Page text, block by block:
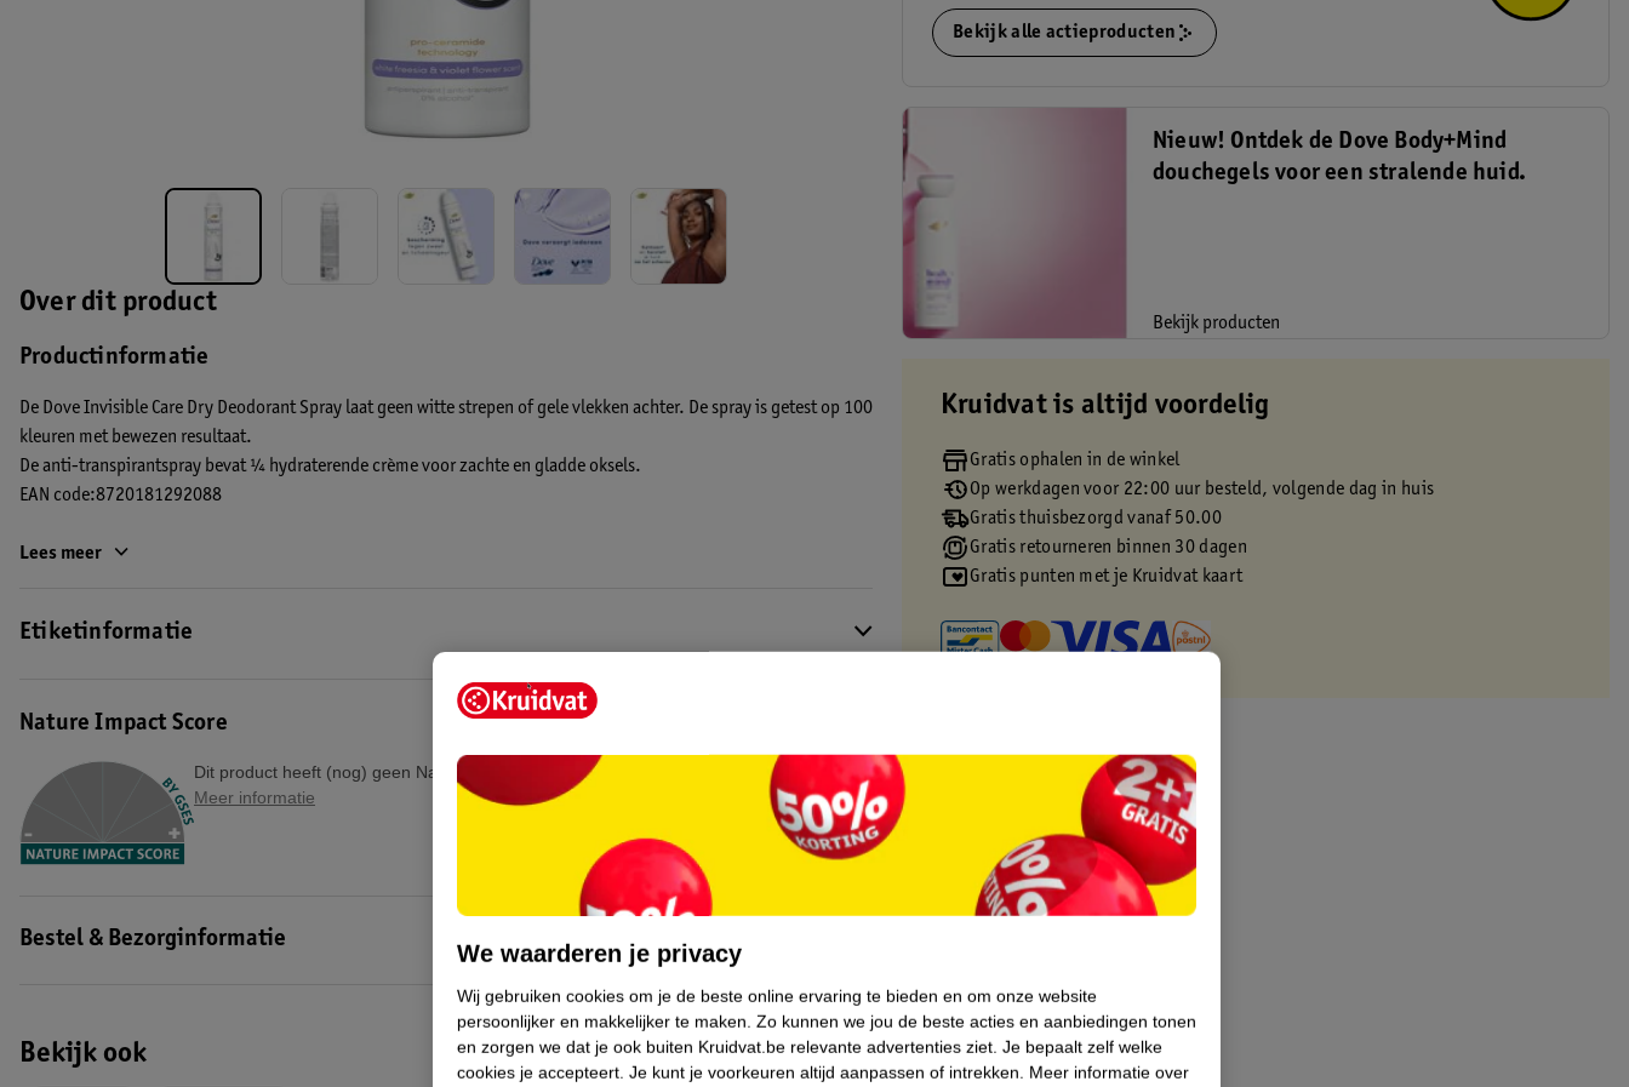
Over dit product
Productinformatie
De Dove Invisible Care Dry Deodorant Spray laat geen witte strepen of gele vlekken achter. De spray is getest op 100
kleuren met bewezen resultaat.
De anti-transpirantspray bevat ¼ hydraterende crème voor zachte en gladde oksels.
EAN code:8720181292088
Lees meer
Etiketinformatie
Nature Impact Score
Dit product heeft (nog) geen Nature Impact Score.
Meer informatie
Bestel & Bezorginformatie
Bekijk ook
Bekijk alle actieproducten
Nieuw! Ontdek de Dove Body+Mind
douchegels voor een stralende huid.
Bekijk producten
Kruidvat is altijd voordelig
Gratis ophalen in de winkel
Op werkdagen voor 22:00 uur besteld, volgende dag in huis
Gratis thuisbezorgd vanaf 50.00
Gratis retourneren binnen 30 dagen
Gratis punten met je Kruidvat kaart
We waarderen je privacy
Wij gebruiken cookies om je de beste online ervaring te bieden en om onze website
persoonlijker en makkelijker te maken. Zo kunnen we jou de beste acties en aanbiedingen tonen
en zorgen we dat je ook buiten Kruidvat.be relevante advertenties ziet. Je bepaalt zelf welke
cookies je accepteert. Je kunt je voorkeuren altijd aanpassen of intrekken. Meer informatie over